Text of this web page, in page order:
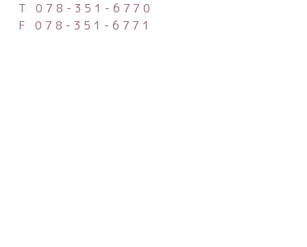
T 078-351-6770
F 078-351-6771